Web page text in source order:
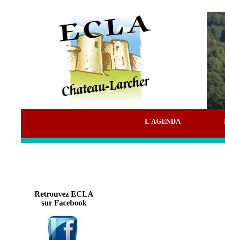
Retrouvez ECLA
sur Facebook
L'AGENDA